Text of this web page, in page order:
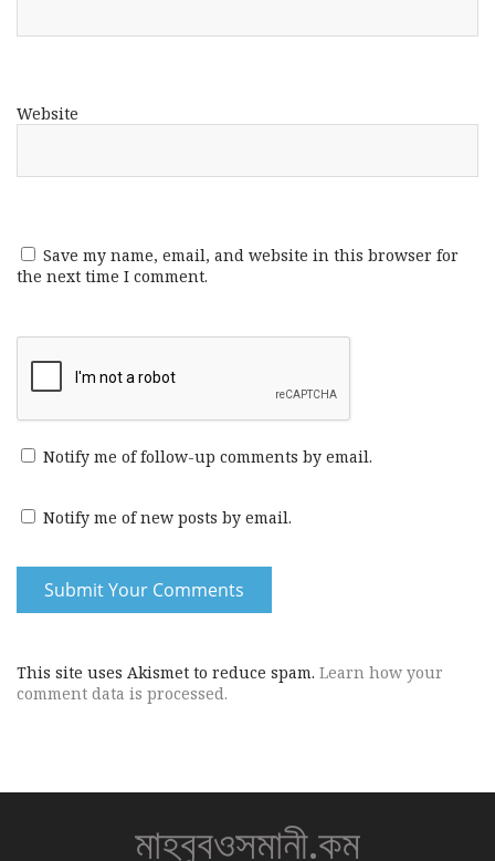
Website
Save my name, email, and website in this browser for
the next time I comment.
Notify me of follow-up comments by email.
Notify me of new posts by email.
This site uses Akismet to reduce spam. Learn how your
comment data is processed.
মাহবুবওসমানী.কম